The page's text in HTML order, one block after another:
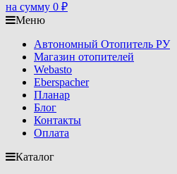
на сумму 0 ₽
Меню
Автономный Отопитель РУ
Магазин отопителей
Webasto
Eberspacher
Планар
Блог
Контакты
Оплата
Каталог